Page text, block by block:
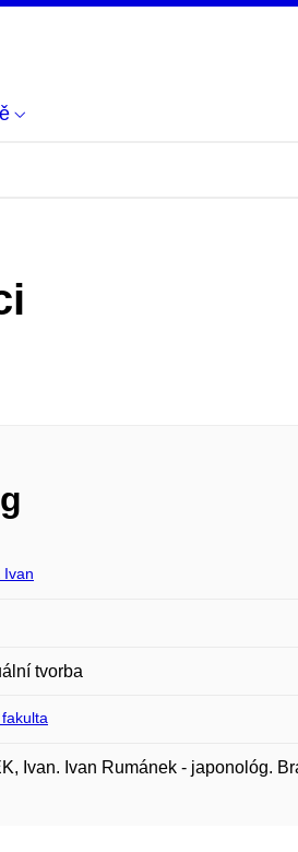
Ivan
tvorba
Ivan. Ivan Rumánek - japonológ.